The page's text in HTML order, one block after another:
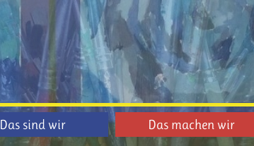
Das sind wir Das machen wir